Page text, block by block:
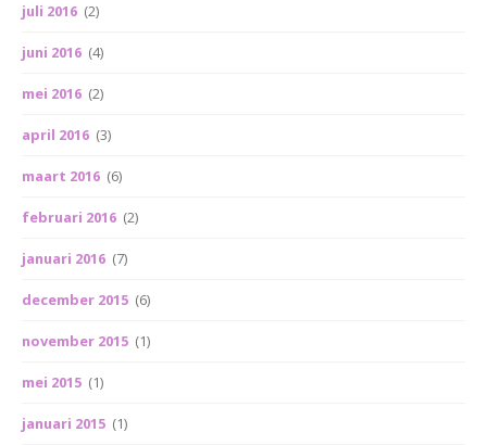
juli 2016 (2)
juni 2016 (4)
mei 2016 (2)
april 2016 (3)
maart 2016 (6)
februari 2016 (2)
januari 2016 (7)
december 2015 (6)
november 2015 (1)
mei 2015 (1)
januari 2015 (1)